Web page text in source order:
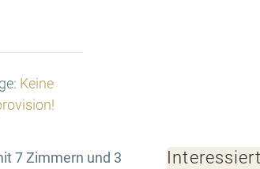
Keine
7 Zimmern und 3